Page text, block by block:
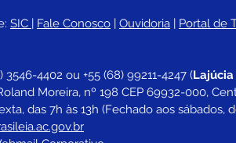
SIC | Fale Conosco | Ouvidoria | Portal de
3546-4402 ou +55 (68) 99211-4247 (
Moreira, nº 198 CEP 69932-000,
das 7h às 13h (Fechado aos sábados,